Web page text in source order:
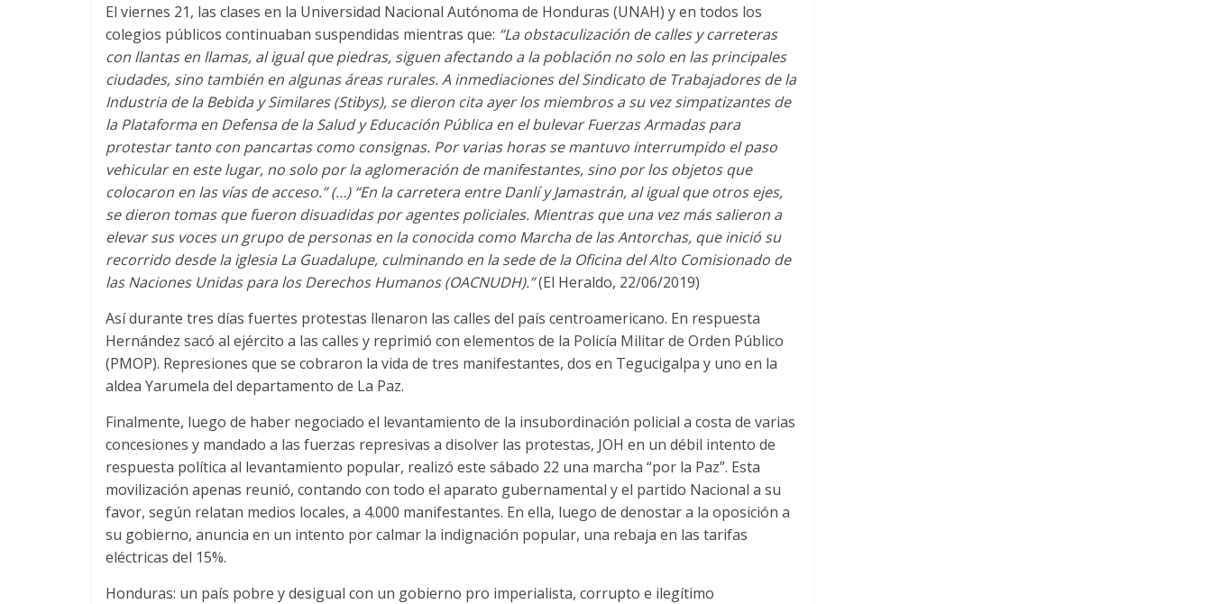
El viernes 21, las clases en la Universidad Nacional Autónoma de Honduras (UNAH) y en todos los
colegios públicos continuaban suspendidas mientras que: “La obstaculización de calles y carreteras
con llantas en llamas, al igual que piedras, siguen afectando a la población no solo en las principales
ciudades, sino también en algunas áreas rurales. A inmediaciones del Sindicato de Trabajadores de la
Industria de la Bebida y Similares (Stibys), se dieron cita ayer los miembros a su vez simpatizantes de
la Plataforma en Defensa de la Salud y Educación Pública en el bulevar Fuerzas Armadas para
protestar tanto con pancartas como consignas. Por varias horas se mantuvo interrumpido el paso
vehicular en este lugar, no solo por la aglomeración de manifestantes, sino por los objetos que
colocaron en las vías de acceso.” (…) “En la carretera entre Danlí y Jamastrán, al igual que otros ejes,
se dieron tomas que fueron disuadidas por agentes policiales. Mientras que una vez más salieron a
elevar sus voces un grupo de personas en la conocida como Marcha de las Antorchas, que inició su
recorrido desde la iglesia La Guadalupe, culminando en la sede de la Oficina del Alto Comisionado de
las Naciones Unidas para los Derechos Humanos (OACNUDH).”(El Heraldo, 22/06/2019)
Así durante tres días fuertes protestas llenaron las calles del país centroamericano. En respuesta
Hernández sacó al ejército a las calles y reprimió con elementos de la Policía Militar de Orden Público
(PMOP). Represiones que se cobraron la vida de tres manifestantes, dos en Tegucigalpa y uno en la
aldea Yarumela del departamento de La Paz.
Finalmente, luego de haber negociado el levantamiento de la insubordinación policial a costa de varias
concesiones y mandado a las fuerzas represivas a disolver las protestas, JOH en un débil intento de
respuesta política al levantamiento popular, realizó este sábado 22 una marcha “por la Paz”. Esta
movilización apenas reunió, contando con todo el aparato gubernamental y el partido Nacional a su
favor, según relatan medios locales, a 4.000 manifestantes. En ella, luego de denostar a la oposición a
su gobierno, anuncia en un intento por calmar la indignación popular, una rebaja en las tarifas
eléctricas del 15%.
Honduras: un país pobre y desigual con un gobierno pro imperialista, corrupto e ilegítimo